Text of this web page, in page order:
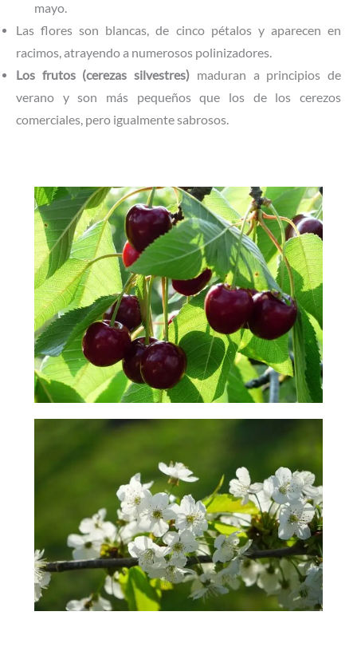
mayo.
Las flores son blancas, de cinco pétalos y aparecen en
racimos, atrayendo a numerosos polinizadores.
Los frutos (cerezas silvestres) maduran a principios de
verano y son más pequeños que los de los cerezos
comerciales, pero igualmente sabrosos.